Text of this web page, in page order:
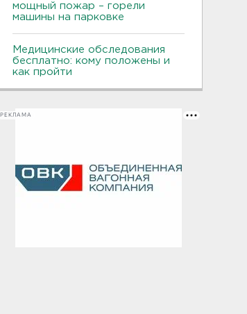
мощный пожар – горели
машины на парковке
Медицинские обследования
бесплатно: кому положены и
как пройти
РЕКЛАМА